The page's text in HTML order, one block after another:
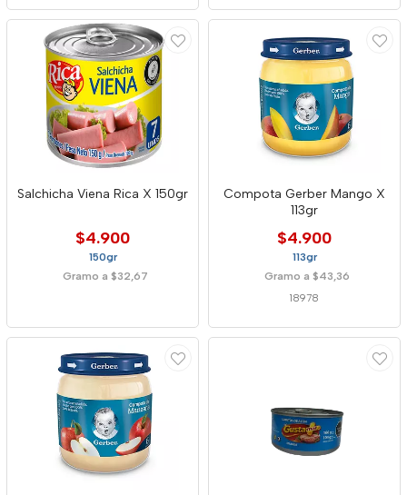
Salchicha Viena Rica X 150gr
$4.900
150gr
Gramo a $32,67
Compota Gerber Mango X
113gr
$4.900
113gr
Gramo a $43,36
18978